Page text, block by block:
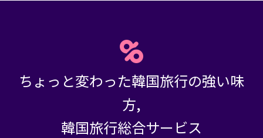
ちょっと変わった韓国旅行の強い味
方,
韓国旅行総合サービス